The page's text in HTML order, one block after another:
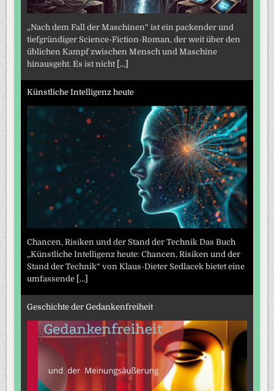
„Nach dem Fall der Maschinen“ ist ein packender und
tiefgründiger Science-Fiction-Roman, der weit über den
üblichen Kampf zwischen Mensch und Maschine
hinausgeht. Es ist nicht [...]
Künstliche Intelligenz heute
Chancen, Risiken und der Stand der Technik Das Buch
„Künstliche Intelligenz heute: Chancen, Risiken und der
Stand der Technik“ von Klaus-Dieter Sedlacek bietet eine
umfassende [...]
Geschichte der Gedankenfreiheit